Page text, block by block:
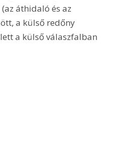
áthidaló és az
a külső redőny
a külső válaszfalban